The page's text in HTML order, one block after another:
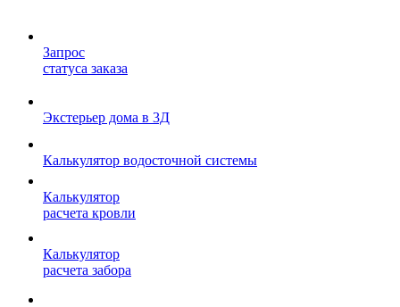
Запрос
статуса заказа
Экстерьер дома в 3Д
Калькулятор водосточной системы
Калькулятор
расчета кровли
Калькулятор
расчета забора